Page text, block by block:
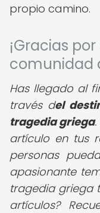
propio camino.
¡Gracias
comunidad
Has llegado al
través del
tragedia griega
artículo en tus
personas
apasionante
tragedia griega
artículos?